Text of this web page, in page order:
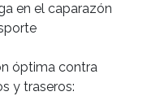
en el caparazón
óptima contra
y traseros: